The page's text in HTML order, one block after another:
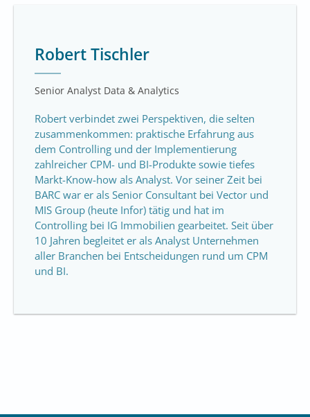
Robert Tischler
Senior Analyst Data & Analytics
Robert verbindet zwei Perspektiven, die selten
zusammenkommen: praktische Erfahrung aus
dem Controlling und der Implementierung
zahlreicher CPM- und BI-Produkte sowie tiefes
Markt-Know-how als Analyst. Vor seiner Zeit bei
BARC war er als Senior Consultant bei Vector und
MIS Group (heute Infor) tätig und hat im
Controlling bei IG Immobilien gearbeitet. Seit über
10 Jahren begleitet er als Analyst Unternehmen
aller Branchen bei Entscheidungen rund um CPM
und BI.